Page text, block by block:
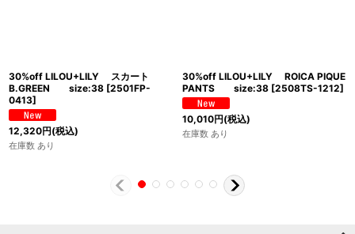
30%off LILOU+LILY スカート
B.GREEN size:38 [2501FP-
0413]
12,320円(税込)
在庫数 あり
30%off LILOU+LILY ROICA PIQUE
PANTS size:38 [2508TS-1212]
10,010円(税込)
在庫数 あり